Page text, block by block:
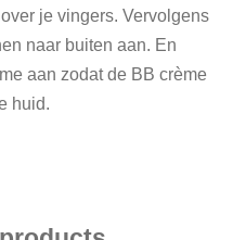
je vingers. Vervolgens
naar buiten aan. En
aan zodat de BB crème
huid.